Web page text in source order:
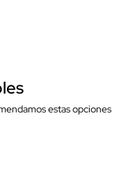
estas opciones